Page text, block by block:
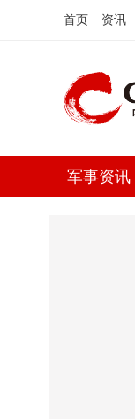
首页 资讯
军事资讯